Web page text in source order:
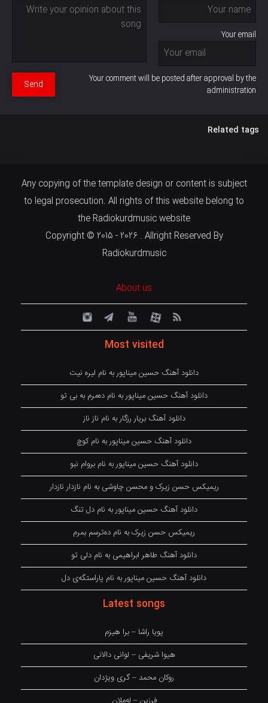
Your email
Your comment will be posted after approval by the
administration
Send
Related tags
Any copying of the template design or content is subject
to legal prosecution. All rights of this website belong to
the Radiokurdmusic website
Copyright © 2015 - 2026 . Allright Reserved By
Radiokurdmusic
About us
Most visited
دانلود آهنگ حسین میناپور به نام لیره نیت
دانلود آهنگ حسین میناپور به نام دەمرم بە بی تو
دانلود آهنگ بریار رزگار به نام ناز ناز
دانلود آهنگ حسین میناپور به نام کوچ
دانلود آهنگ حسین میناپور به نام بروام نبو
ریمیکس حسن زیرک و محسن چاوشی به نام نازدار نازدار
دانلود آهنگ حسین میناپور به نام دل تنگ
ریمیکس حسن زیرک به نام دەترسم بمرم
دانلود آهنگ طاهر ابراهیمی به نام دلی تو
دانلود آهنگ حسین میناپور به نام پاراستگەی دل
Latest songs
پویا راشا – برا هیزم
هیوا شریفی – لوانی دالانی
روکان محمد – گری ویژدان